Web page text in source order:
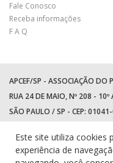
Fale Conosco
Receba informações
F A Q
APCEF/SP - ASSOCIAÇÃO DO
RUA 24 DE MAIO, Nº 208 - 10º
SÃO PAULO / SP - CEP:
WhatsApp: (11) 94597-5758
Este site utiliza cookies
experiência de